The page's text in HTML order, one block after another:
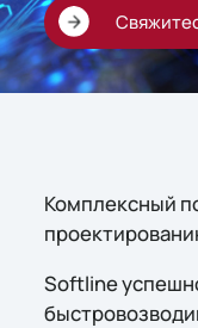
Комплексный
Softline